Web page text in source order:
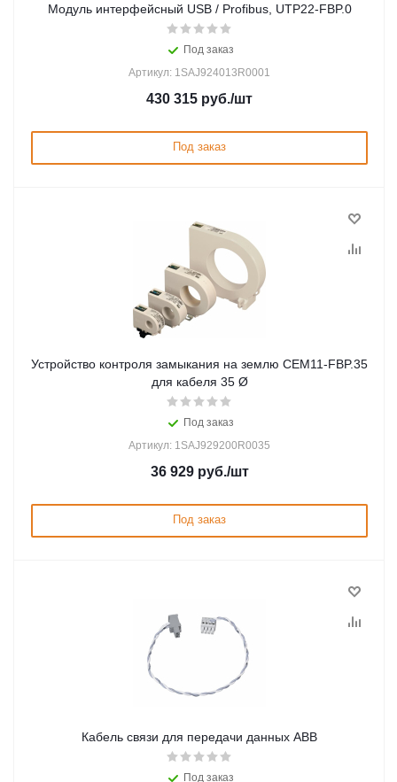
Модуль интерфейсный USB / Profibus, UTP22-FBP.0
Под заказ
Артикул: 1SAJ924013R0001
430 315 руб./шт
Под заказ
Устройство контроля замыкания на землю CEM11-FBP.35
для кабеля 35 Ø
Под заказ
Артикул: 1SAJ929200R0035
36 929руб./шт
Под заказ
Кабель связи для передачи данных ABB
Под заказ